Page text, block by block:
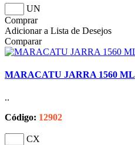
UN
Comprar
Adicionar a Lista de Desejos
Comparar
MARACATU JARRA 1560 ML
..
Código: 12902
CX